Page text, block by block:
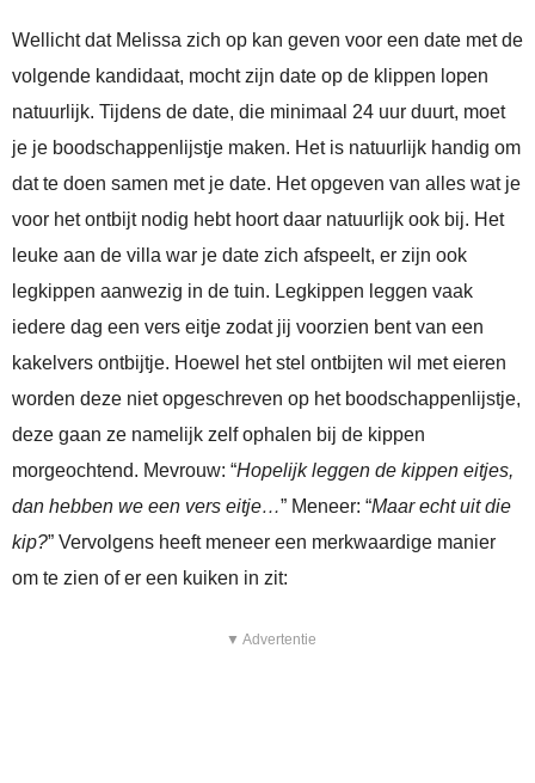
Wellicht dat Melissa zich op kan geven voor een date met de
volgende kandidaat, mocht zijn date op de klippen lopen
natuurlijk. Tijdens de date, die minimaal 24 uur duurt, moet
je je boodschappenlijstje maken. Het is natuurlijk handig om
dat te doen samen met je date. Het opgeven van alles wat je
voor het ontbijt nodig hebt hoort daar natuurlijk ook bij. Het
leuke aan de villa war je date zich afspeelt, er zijn ook
legkippen aanwezig in de tuin. Legkippen leggen vaak
iedere dag een vers eitje zodat jij voorzien bent van een
kakelvers ontbijtje. Hoewel het stel ontbijten wil met eieren
worden deze niet opgeschreven op het boodschappenlijstje,
deze gaan ze namelijk zelf ophalen bij de kippen
morgeochtend. Mevrouw: “Hopelijk leggen de kippen eitjes,
dan hebben we een vers eitje…” Meneer: “Maar echt uit die
kip?” Vervolgens heeft meneer een merkwaardige manier
om te zien of er een kuiken in zit:
▼ Advertentie